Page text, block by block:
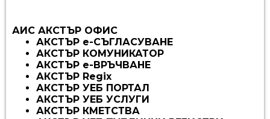
АИС АКСТЪР ОФИС
АКСТЪР е-СЪГЛАСУВАНЕ
АКСТЪР КОМУНИКАТОР
АКСТЪР е-ВРЪЧВАНЕ
АКСТЪР Regix
АКСТЪР УЕБ ПОРТАЛ
АКСТЪР УЕБ УСЛУГИ
АКСТЪР КМЕТСТВА